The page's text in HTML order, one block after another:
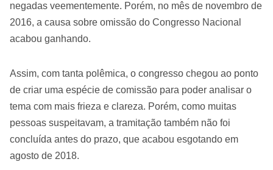
negadas veementemente. Porém, no mês de novembro de
2016, a causa sobre omissão do Congresso Nacional
acabou ganhando.
Assim, com tanta polêmica, o congresso chegou ao ponto
de criar uma espécie de comissão para poder analisar o
tema com mais frieza e clareza. Porém, como muitas
pessoas suspeitavam, a tramitação também não foi
concluída antes do prazo, que acabou esgotando em
agosto de 2018.